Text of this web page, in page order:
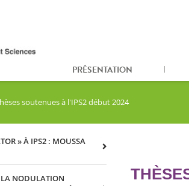
PRÉSENTATION
soutenues à l'IPS2 début 2024
» À IPS2 : MOUSSA
NODULATION